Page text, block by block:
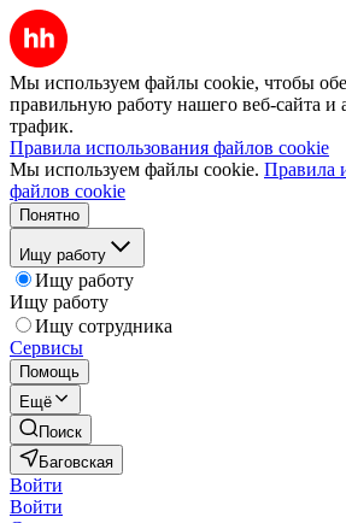
Мы используем файлы cookie, чтобы
правильную работу нашего веб-сайта и
трафик.
Правила использования файлов cookie
Мы используем файлы cookie. Правила
файлов cookie
Понятно
Ищу работу
Ищу работу
Ищу работу
Ищу сотрудника
Сервисы
Помощь
Ещё
Поиск
Баговская
Войти
Войти